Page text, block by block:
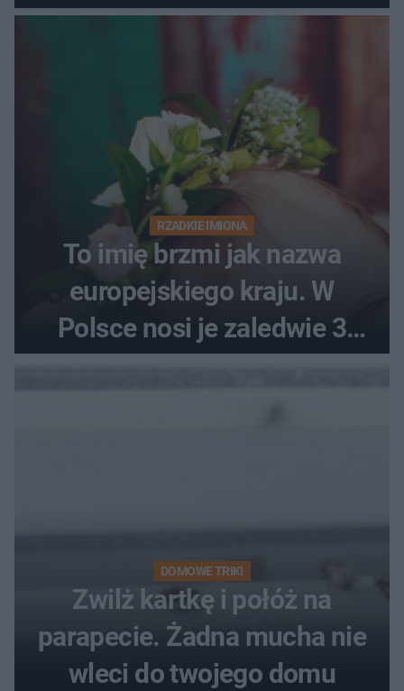
RZADKIE IMIONA
To imię brzmi jak nazwa
europejskiego kraju. W
Polsce nosi je zaledwie 3
DOMOWE TRIKI
Zwilż kartkę i połóż na
parapecie. Żadna mucha nie
wleci do twojego domu